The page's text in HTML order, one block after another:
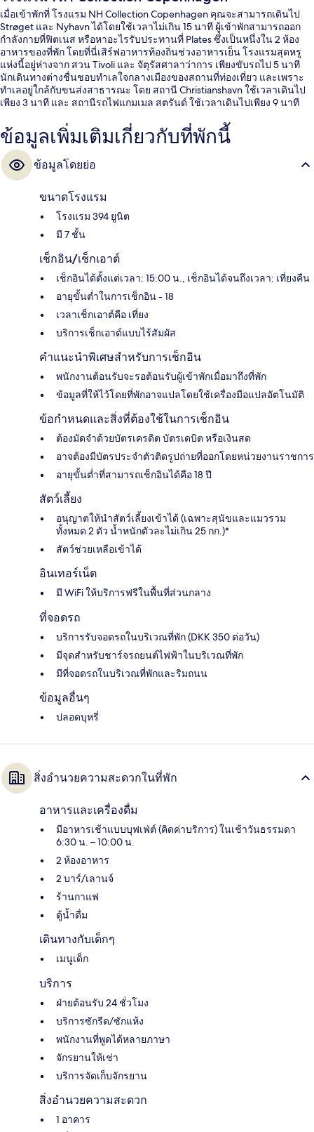
เมื่อเข้าพักที่ โรงแรม NH Collection Copenhagen คุณจะสามารถเดินไป
Strøget และ Nyhavn ได้โดยใช้เวลาไม่เกิน 15 นาที ผู้เข้าพักสามารถออก
กำลังกายที่ฟิตเนส หรือหาอะไรรับประทานที่ Plates ซึ่งเป็นหนึ่งใน 2 ห้อง
อาหารของที่พัก โดยที่นี่เสิร์ฟอาหารท้องถิ่นช่วงอาหารเย็น โรงแรมสุดหรู
แห่งนี้อยู่ห่างจาก สวน Tivoli และ จัตุรัสศาลาว่าการ เพียงขับรถไป 5 นาที
นักเดินทางต่างชื่นชอบทำเลใจกลางเมืองของสถานที่ท่องเที่ยว และเพราะ
ทำเลอยู่ใกล้กับขนส่งสาธารณะ โดย สถานี Christianshavn ใช้เวลาเดินไป
เพียง 3 นาที และ สถานีรถไฟแกมเมล สตรันด์ ใช้เวลาเดินไปเพียง 9 นาที
ข้อมูลเพิ่มเติมเกี่ยวกับที่พักนี้
ข้อมูลโดยย่อ
ขนาดโรงแรม
โรงแรม 394 ยูนิต
มี 7 ชั้น
เช็กอิน/เช็กเอาต์
เช็กอินได้ตั้งแต่เวลา: 15:00 น., เช็กอินได้จนถึงเวลา: เที่ยงคืน
อายุขั้นต่ำในการเช็กอิน - 18
เวลาเช็กเอาต์คือ เที่ยง
บริการเช็กเอาต์แบบไร้สัมผัส
คำแนะนำพิเศษสำหรับการเช็กอิน
พนักงานต้อนรับจะรอต้อนรับผู้เข้าพักเมื่อมาถึงที่พัก
ข้อมูลที่ให้ไว้โดยที่พักอาจแปลโดยใช้เครื่องมือแปลอัตโนมัติ
ข้อกำหนดและสิ่งที่ต้องใช้ในการเช็กอิน
ต้องมัดจำด้วยบัตรเครดิต บัตรเดบิต หรือเงินสด
อาจต้องมีบัตรประจำตัวติดรูปถ่ายที่ออกโดยหน่วยงานราชการ
อายุขั้นต่ำที่สามารถเช็กอินได้คือ 18 ปี
สัตว์เลี้ยง
อนุญาตให้นำสัตว์เลี้ยงเข้าได้ (เฉพาะสุนัขและแมวรวม
ทั้งหมด 2 ตัว น้ำหนักตัวละไม่เกิน 25 กก.)*
สัตว์ช่วยเหลือเข้าได้
อินเทอร์เน็ต
มี WiFi ให้บริการฟรีในพื้นที่ส่วนกลาง
ที่จอดรถ
บริการรับจอดรถในบริเวณที่พัก (DKK 350 ต่อวัน)
มีจุดสำหรับชาร์จรถยนต์ไฟฟ้าในบริเวณที่พัก
มีที่จอดรถในบริเวณที่พักและริมถนน
ข้อมูลอื่นๆ
ปลอดบุหรี่
สิ่งอำนวยความสะดวกในที่พัก
อาหารและเครื่องดื่ม
มีอาหารเช้าแบบบุฟเฟ่ต์ (คิดค่าบริการ) ในเช้าวันธรรมดา
6:30 น. – 10:00 น.
2 ห้องอาหาร
2 บาร์/เลานจ์
ร้านกาแฟ
ตู้น้ำดื่ม
เดินทางกับเด็กๆ
เมนูเด็ก
บริการ
ฝ่ายต้อนรับ 24 ชั่วโมง
บริการซักรีด/ซักแห้ง
พนักงานที่พูดได้หลายภาษา
จักรยานให้เช่า
บริการจัดเก็บจักรยาน
สิ่งอำนวยความสะดวก
1 อาคาร